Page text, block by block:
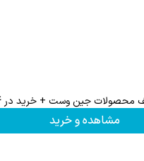
ثبت نام کن؛خرید کن؛نقره ببر
کلیک کن!